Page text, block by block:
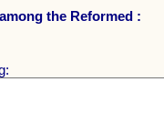
the Reformed :